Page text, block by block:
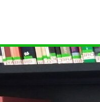
Tahar Ben Ammar El